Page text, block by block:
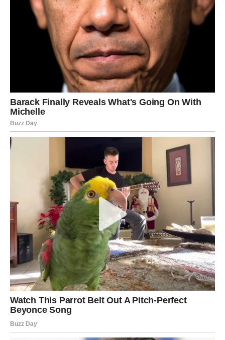
Ako se bavite kreativnim ili komunikacionim poslom,
danas možete imati snažnu inspiraciju, ali samo ako sebi
dozvolite da radite u skladu sa sopstvenim ritmom, a ne
tuđim očekivanjima.
NOVAC – stabilnost kroz fer
odluke
Finansijski, ovaj dan tražirazumnost, pravednost i
dugoročno razmišljanje
. Vage danas imaju izoštren
osećaj za ravnotežu, pa jasno vidite gde novac odlazi, a
gde se troši bez pravog smisla. Ovo nije dan za rizične
poteze ili impulsivne kupovine, već za planiranje i
reorganizaciju.
Moguće je da razmišljate o zajedničkim finansijama,
porodičnim obavezama ili dogovorima koji zahtevaju fer
podelu. Danas imate hrabrost da kažete šta vam je
prihvatljivo, a šta nije. Ako se pojavi dilema vezana za
novac, važno je da ne donosite odluku iz osećaja krivice
ili obaveze, već izosećaja pravde prema sebi.
Manji, pametni potezi koje danas napravite mogu doneti
stabilnost u narednom periodu. Zvezde vam poručuju da